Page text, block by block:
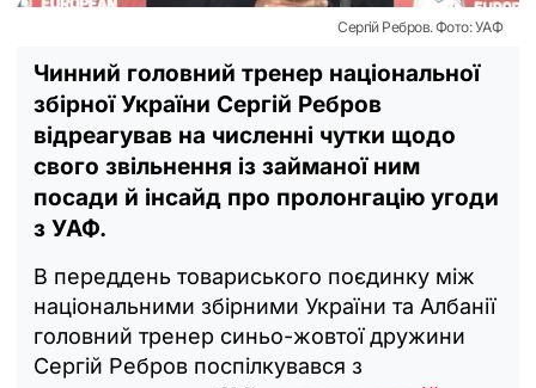
Сергій Ребров. Фото: УАФ
Чинний головний тренер національної
збірної України Сергій Ребров
відреагував на численні чутки щодо
свого звільнення із займаної ним
посади й інсайд про пролонгацію угоди
з УАФ.
В переддень товариського поєдинку між
національними збірними України та Албанії
головний тренер синьо-жовтої дружини
Сергій Ребров поспілкувався з